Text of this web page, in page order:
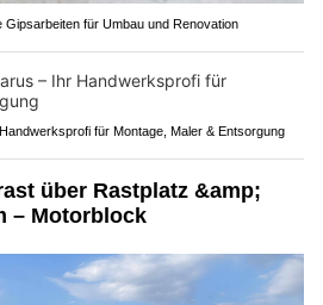
Gipsarbeiten für Umbau und Renovation
für Montage, Maler & Entsorgung
über Rastplatz &amp;
– Motorblock